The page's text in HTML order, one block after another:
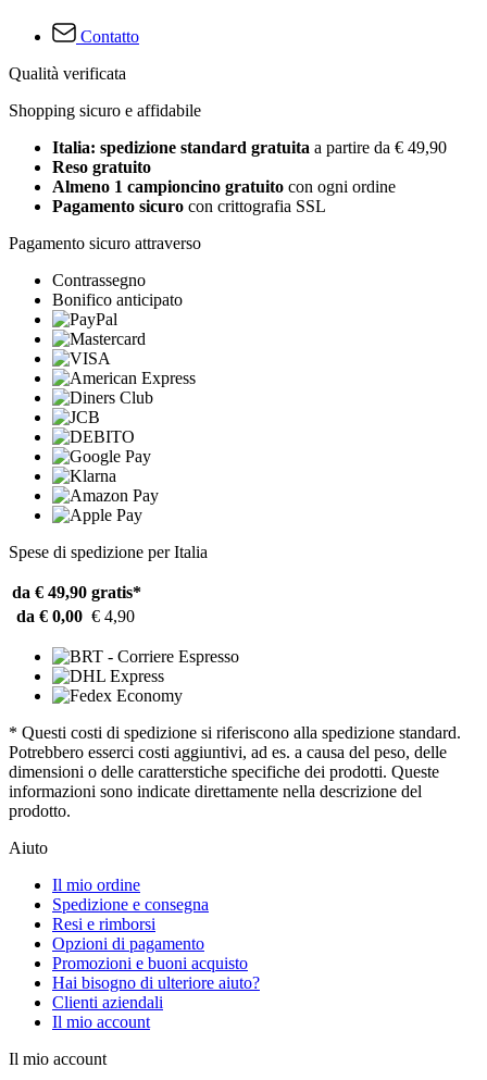
Contatto
Qualità verificata
Shopping sicuro e affidabile
Italia: spedizione standard gratuita a partire da € 49,90
Reso gratuito
Almeno 1 campioncino gratuito con ogni ordine
Pagamento sicuro con crittografia SSL
Pagamento sicuro attraverso
Contrassegno
Bonifico anticipato
Spese di spedizione per Italia
da € 49,90 gratis*
da € 0,00 € 4,90
* Questi costi di spedizione si riferiscono alla spedizione standard.
Potrebbero esserci costi aggiuntivi, ad es. a causa del peso, delle
dimensioni o delle caratterstiche specifiche dei prodotti. Queste
informazioni sono indicate direttamente nella descrizione del
prodotto.
Aiuto
Il mio ordine
Spedizione e consegna
Resi e rimborsi
Opzioni di pagamento
Promozioni e buoni acquisto
Hai bisogno di ulteriore aiuto?
Clienti aziendali
Il mio account
Il mio account